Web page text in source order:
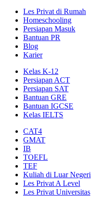
Les Privat di Rumah
Homeschooling
Persiapan Masuk
Bantuan PR
Blog
Karier
Kelas K-12
Persiapan ACT
Persiapan SAT
Bantuan GRE
Bantuan IGCSE
Kelas IELTS
CAT4
GMAT
IB
TOEFL
TEF
Kuliah di Luar Negeri
Les Privat A Level
Les Privat Universitas